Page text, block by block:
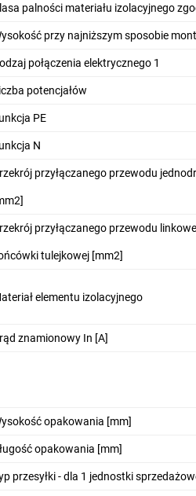
palności materiału izolacyjnego
przy najniższym sposobie
połączenia elektrycznego 1
potencjałów
PE
N
przyłączanego przewodu
przyłączanego przewodu
tulejkowej [mm2]
elementu izolacyjnego
znamionowy In [A]
opakowania [mm]
opakowania [mm]
przesyłki - dla 1 jednostki